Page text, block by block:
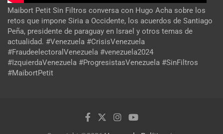
Maibort Petit Sin Filtros conversa con Hugo Acha sobre los
retos que impone Siria a Occidente, los acuerdos de Santiago
Peña, presidente de paraguay en Israel y otros temas de
actualidad. #Venezuela #CrisisVenezuela
#FraudeelectoralVenezuela #venezuela2024
#IzquierdaVenezuela #ProgresistasVenezuela #SinFiltros
#MaibortPetit